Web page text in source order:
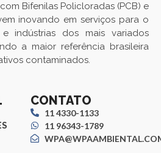
Bifenilas Policloradas (PCB) e
inovando em serviços para o
indústrias dos mais variados
a maior referência brasileira
contaminados.
CONTATO
11 4330-1133
11 96343-1789